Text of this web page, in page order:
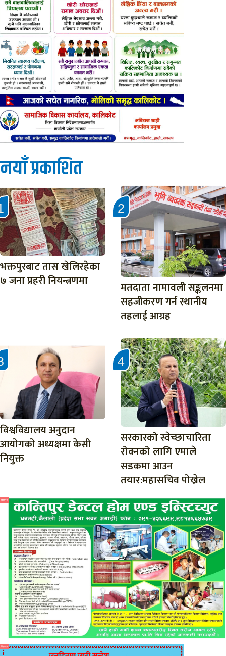
नयाँ प्रकाशित
भक्तपुरबाट तास खेलिरहेका
७ जना प्रहरी नियन्त्रणमा
मतदाता नामावली सङ्कलनमा
सहजीकरण गर्न स्थानीय
तहलाई आग्रह
विश्वविद्यालय अनुदान
आयोगको अध्यक्षमा केसी
नियुक्त
सरकारको स्वेच्छाचारिता
रोक्नको लागि एमाले
सडकमा आउन
तयार:महासचिव पोख्रेल
विज्ञापन
विज्ञापन